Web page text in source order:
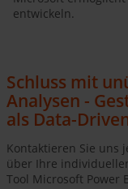
entwickeln.
Schluss mit
Analysen -
als Data-
Kontaktieren Sie uns
über Ihre
Tool Microsoft Power